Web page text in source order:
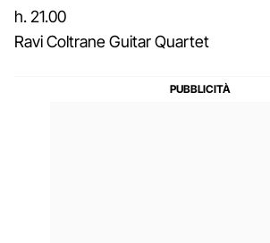
h. 21.00
Ravi Coltrane Guitar Quartet